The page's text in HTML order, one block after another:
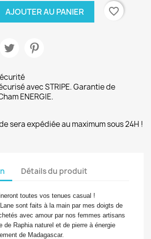
AJOUTER AU PANIER favorite_border
avec STRIPE. Garantie de
ENERGIE.
sera expédiée au maximum sous 24H !
Détails du produit
toutes vos tenues casual !
sont faits à la main par mes doigts de
avec amour par nos femmes artisans
de Raphia naturel et de pierre à énergie
de Madagascar.